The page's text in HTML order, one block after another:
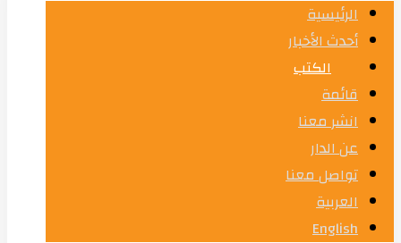
الرئيسية
أحدث الأخبار
الكتب
قائمة
انشر معنا
عن الدار
تواصل معنا
العربية
English